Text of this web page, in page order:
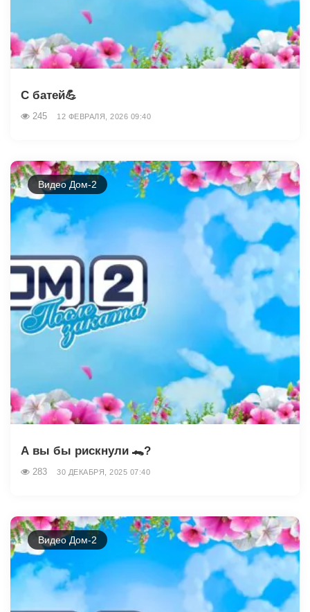
С батей💪
245 12 ФЕВРАЛЯ, 2026 09:40
Видео Дом-2
А вы бы рискнули 🐊?
283 30 ДЕКАБРЯ, 2025 07:40
Видео Дом-2